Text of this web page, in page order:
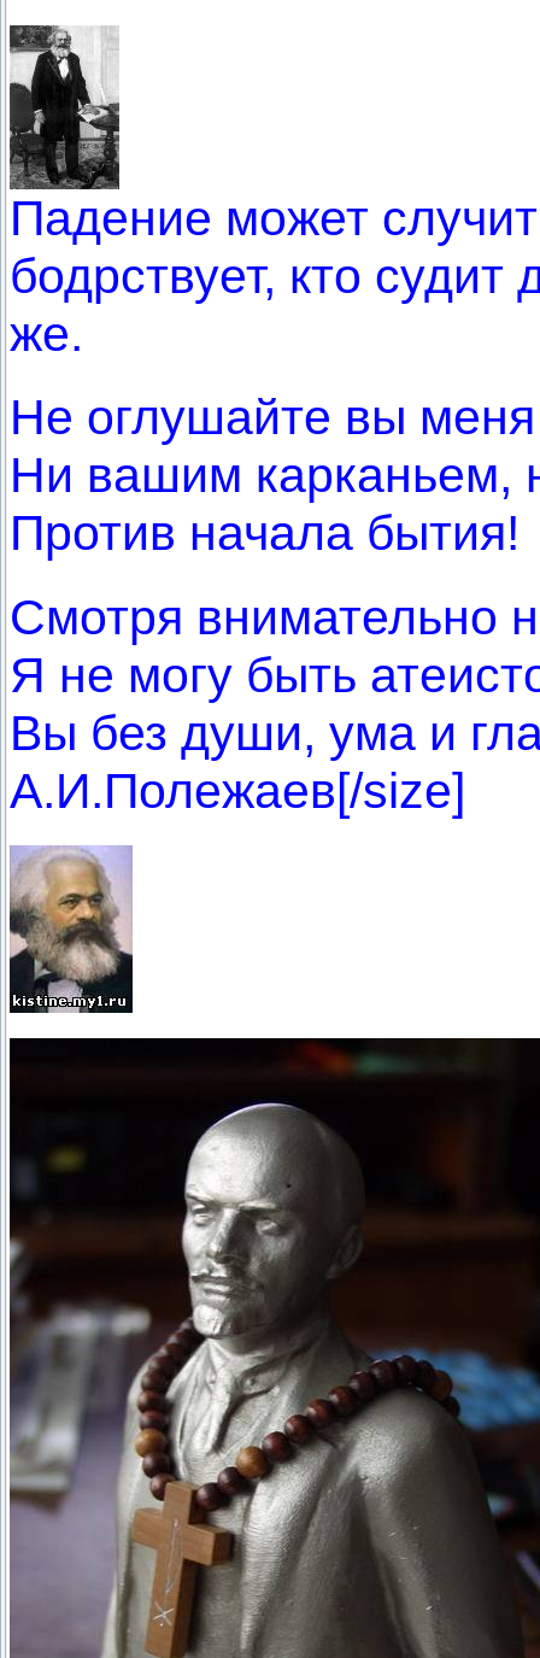
Падение может
бодрствует, кто судит
же.
Не оглушайте вы меня
Ни вашим карканьем,
Против начала бытия!
Смотря внимательно
Я не могу быть
Вы без души, ума и
А.И.Полежаев[/size]